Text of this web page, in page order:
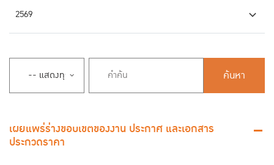
2569
ค้นหา
เผยแพร่ร่างขอบเขตของงาน ประกาศ และเอกสาร
ประกวดราคา